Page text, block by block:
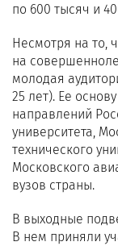
по 600 тысяч и
Несмотря на то,
на
молодая
25 лет). Ее
направлений
университета,
технического
Московского
вузов страны.
В выходные
В нем приняли